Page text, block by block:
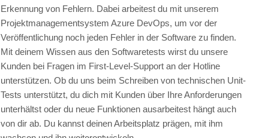
Erkennung von Fehlern. Dabei arbeitest du mit unserem
Projektmanagementsystem Azure DevOps, um vor der
Veröffentlichung noch jeden Fehler in der Software zu finden.
Mit deinem Wissen aus den Softwaretests wirst du unsere
Kunden bei Fragen im First-Level-Support an der Hotline
unterstützen. Ob du uns beim Schreiben von technischen Unit-
Tests unterstützt, du dich mit Kunden über Ihre Anforderungen
unterhältst oder du neue Funktionen ausarbeitest hängt auch
von dir ab. Du kannst deinen Arbeitsplatz prägen, mit ihm